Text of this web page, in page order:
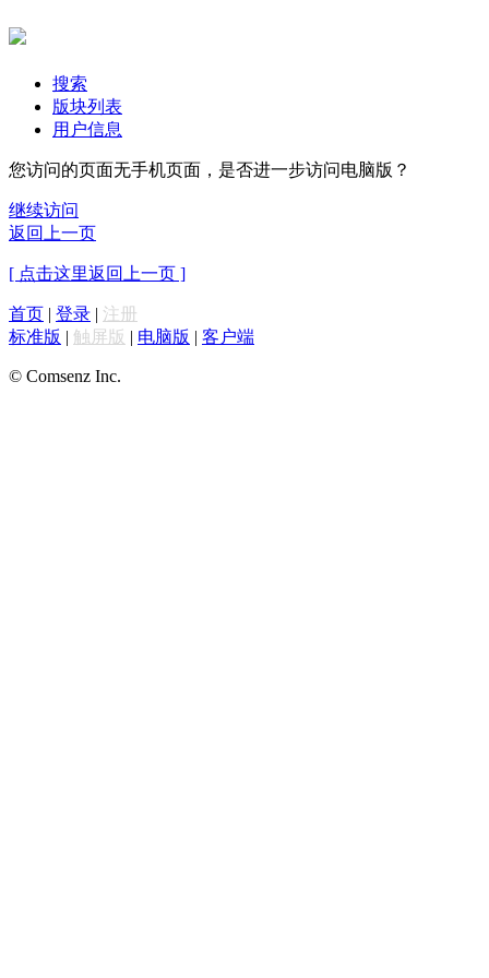
搜索
版块列表
用户信息
您访问的页面无手机页面，是否进一步访问电脑版？
继续访问
返回上一页
[ 点击这里返回上一页 ]
首页 | 登录 | 注册
标准版 | 触屏版 | 电脑版 | 客户端
© Comsenz Inc.